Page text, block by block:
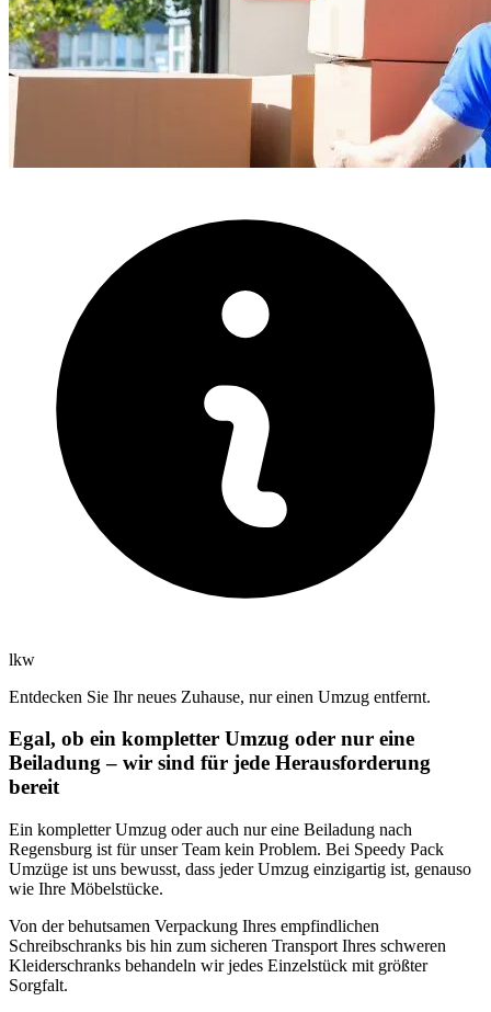
lkw
Entdecken Sie Ihr neues Zuhause, nur einen Umzug entfernt.
Egal, ob ein kompletter Umzug oder nur eine
Beiladung – wir sind für jede Herausforderung
bereit
Ein kompletter Umzug oder auch nur eine Beiladung nach
Regensburg ist für unser Team kein Problem. Bei Speedy Pack
Umzüge ist uns bewusst, dass jeder Umzug einzigartig ist, genauso
wie Ihre Möbelstücke.
Von der behutsamen Verpackung Ihres empfindlichen
Schreibschranks bis hin zum sicheren Transport Ihres schweren
Kleiderschranks behandeln wir jedes Einzelstück mit größter
Sorgfalt.